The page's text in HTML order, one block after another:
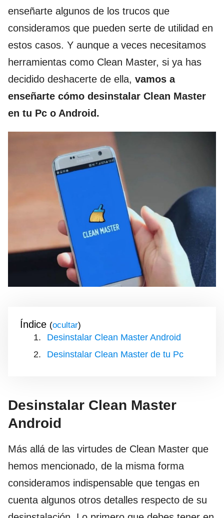
enseñarte algunos de los trucos que
consideramos que pueden serte de utilidad en
estos casos. Y aunque a veces necesitamos
herramientas como Clean Master, si ya has
decidido deshacerte de ella, vamos a
enseñarte cómo desinstalar Clean Master
en tu Pc o Android.
Índice ( )
Desinstalar Clean Master Android
Desinstalar Clean Master de tu Pc
Desinstalar Clean Master
Android
Más allá de las virtudes de Clean Master que
hemos mencionado, de la misma forma
consideramos indispensable que tengas en
cuenta algunos otros detalles respecto de su